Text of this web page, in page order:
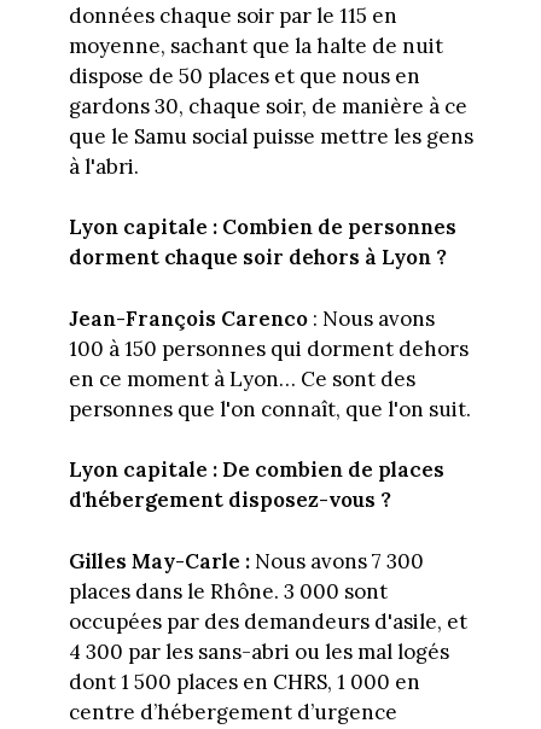
données chaque soir par le 115 en
moyenne, sachant que la halte de nuit
dispose de 50 places et que nous en
gardons 30, chaque soir, de manière à ce
que le Samu social puisse mettre les gens
à l'abri.
Lyon capitale :Combien de personnes
dorment chaque soir dehors à Lyon ?
Jean-François Carenco: Nous avons
100 à 150 personnes qui dorment dehors
en ce moment à Lyon… Ce sont des
personnes que l'on connaît, que l'on suit.
Lyon capitale :De combien de places
d'hébergement disposez-vous ?
Gilles May-Carle : Nous avons 7 300
places dans le Rhône. 3 000 sont
occupées par des demandeurs d'asile, et
4 300 par les sans-abri ou les mal logés
dont 1 500 places en CHRS, 1 000 en
centre d’hébergement d’urgence